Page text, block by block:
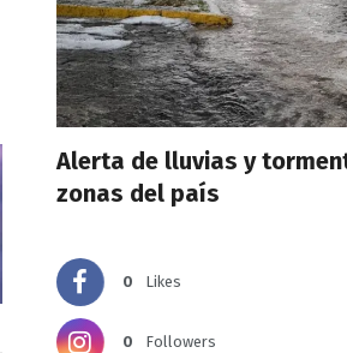
Alerta de lluvias y
zonas del país
0 Likes
0 Followers